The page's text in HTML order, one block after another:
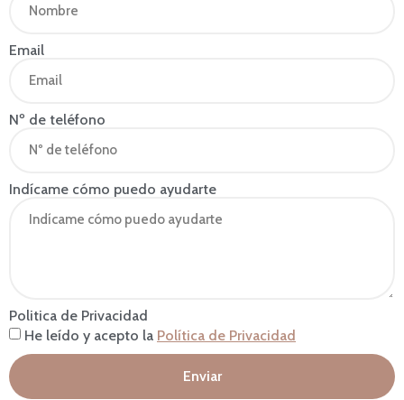
Email
Nº de teléfono
Indícame cómo puedo ayudarte
Politica de Privacidad
He leído y acepto la Política de Privacidad
Enviar